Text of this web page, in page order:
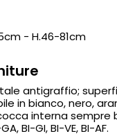
- H.46-81cm
antigraffio;
in bianco, nero,
interna sempre
BI-GI, BI-VE, BI-AF.